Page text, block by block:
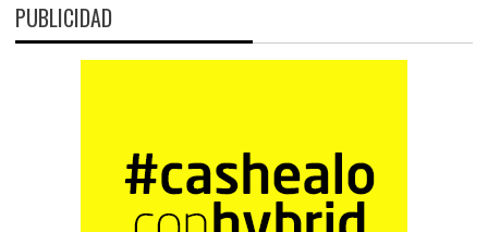
PUBLICIDAD